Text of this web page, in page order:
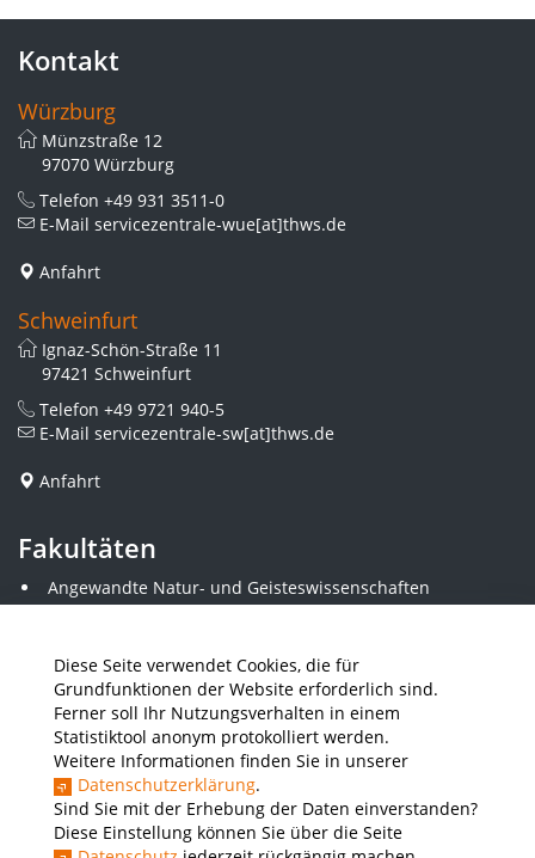
Diese Seite verwendet Cookies, die für
Grundfunktionen der Website erforderlich sind.
Ferner soll Ihr Nutzungsverhalten in einem
Statistiktool anonym protokolliert werden.
Weitere Informationen finden Sie in unserer
Datenschutzerklärung.
Sind Sie mit der Erhebung der Daten einverstanden?
Diese Einstellung können Sie über die Seite
Kontakt
Würzburg
Münzstraße 12
97070 Würzburg
Telefon +49 931 3511-0
E-Mail servicezentrale-wue[at]thws.de
Anfahrt
Schweinfurt
Ignaz-Schön-Straße 11
97421 Schweinfurt
Telefon +49 9721 940-5
E-Mail servicezentrale-sw[at]thws.de
Anfahrt
Fakultäten
Angewandte Natur- und Geisteswissenschaften
Angewandte Sozialwissenschaften
Elektrotechnik
Gestaltung
Informatik und Wirtschaftsinformatik
Kunststofftechnik und Vermessung
Maschinenbau
THWS Business School
Wirtschaftsingenieurwesen